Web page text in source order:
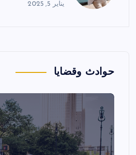
يناير 5, 2025
حوادث وقضايا